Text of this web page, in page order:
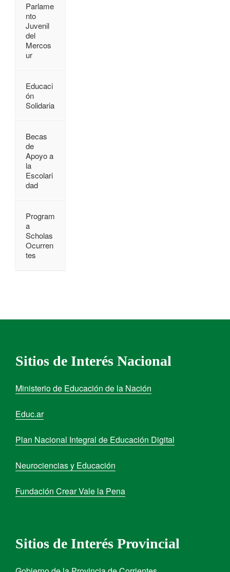
Parlame
nto
Juvenil
del
Mercos
ur
Educaci
ón
Solidaria
Becas
de
Apoyo a
la
Escolari
dad
Program
a
Scholas
Ocurren
tes
Sitios de Interés Nacional
Ministerio de Educación de la Nación
Educ.ar
Plan Nacional Integral de Educación Digital
Neurociencias y Educación
Fundación Crear Vale la Pena
Sitios de Interés Provincial